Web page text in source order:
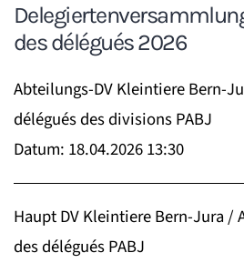
des délégués 2026
Abteilungs-DV Kleintiere Bern-
délégués des divisions PABJ
Datum: 18.04.2026 13:30
Haupt DV Kleintiere Bern-Jura /
des délégués PABJ